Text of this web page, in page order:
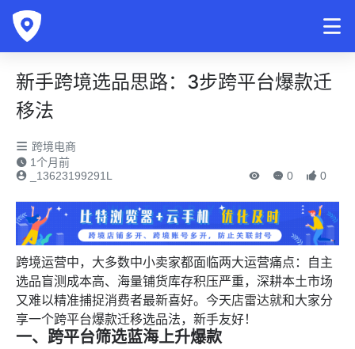
新手跨境选品思路：3步跨平台爆款迁
移法
跨境电商
1个月前
_13623199291L
0 0
跨境运营中，大多数中小卖家都面临两大运营痛点：自主
选品盲测成本高、海量铺货库存积压严重，深耕本土市场
又难以精准捕捉消费者最新喜好。今天店雷达就和大家分
享一个跨平台爆款迁移选品法，新手友好！
一、跨平台筛选蓝海上升爆款